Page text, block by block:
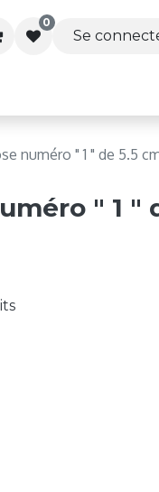
0
Se
numéro " 1 " de 5.5
" 1 "